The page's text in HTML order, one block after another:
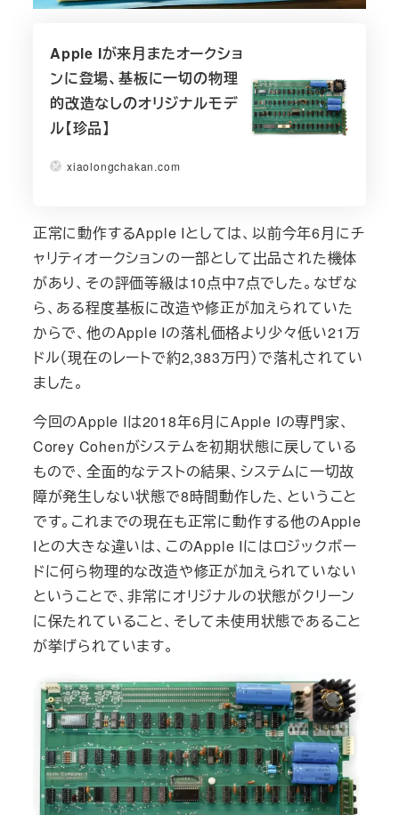
Apple Iが来月またオークショ
ンに登場、基板に一切の物理
的改造なしのオリジナルモデ
ル【珍品】
xiaolongchakan.com
正常に動作するApple Iとしては、以前今年6月にチ
ャリティオークションの一部として出品された機体
があり、その評価等級は10点中7点でした。なぜな
ら、ある程度基板に改造や修正が加えられていた
からで、他のApple Iの落札価格より少々低い21万
ドル（現在のレートで約2,383万円）で落札されてい
ました。
今回のApple Iは2018年6月にApple Iの専門家、
Corey Cohenがシステムを初期状態に戻している
もので、全面的なテストの結果、システムに一切故
障が発生しない状態で8時間動作した、ということ
です。これまでの現在も正常に動作する他のApple
Iとの大きな違いは、このApple Iにはロジックボー
ドに何ら物理的な改造や修正が加えられていない
ということで、非常にオリジナルの状態がクリーン
に保たれていること、そして未使用状態であること
が挙げられています。